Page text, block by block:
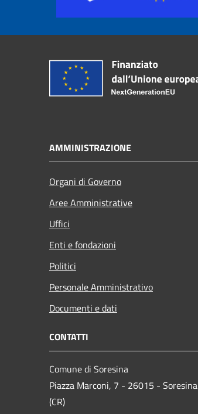
AMMINISTRAZIONE
Organi di Governo
Aree Amministrative
Uffici
Enti e fondazioni
Politici
Personale Amministrativo
Documenti e dati
CONTATTI
Comune di Soresina
Piazza Marconi, 7 - 26015 - Soresina
(CR)